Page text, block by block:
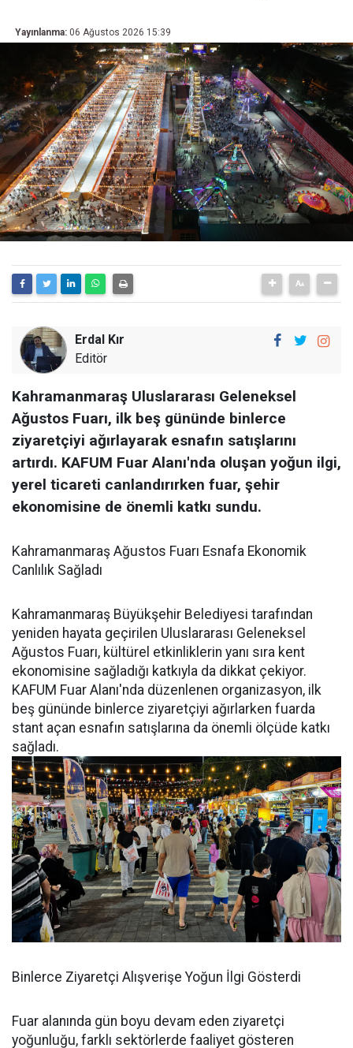
Yayınlanma: 06 Ağustos 2026 15:39
Erdal Kır
Editör
Kahramanmaraş Uluslararası Geleneksel
Ağustos Fuarı, ilk beş gününde binlerce
ziyaretçiyi ağırlayarak esnafın satışlarını
artırdı. KAFUM Fuar Alanı'nda oluşan yoğun ilgi,
yerel ticareti canlandırırken fuar, şehir
ekonomisine de önemli katkı sundu.
Kahramanmaraş Ağustos Fuarı Esnafa Ekonomik
Canlılık Sağladı
Kahramanmaraş Büyükşehir Belediyesi tarafından
yeniden hayata geçirilen Uluslararası Geleneksel
Ağustos Fuarı, kültürel etkinliklerin yanı sıra kent
ekonomisine sağladığı katkıyla da dikkat çekiyor.
KAFUM Fuar Alanı'nda düzenlenen organizasyon, ilk
beş gününde binlerce ziyaretçiyi ağırlarken fuarda
stant açan esnafın satışlarına da önemli ölçüde katkı
sağladı.
Binlerce Ziyaretçi Alışverişe Yoğun İlgi Gösterdi
Fuar alanında gün boyu devam eden ziyaretçi
yoğunluğu, farklı sektörlerde faaliyet gösteren